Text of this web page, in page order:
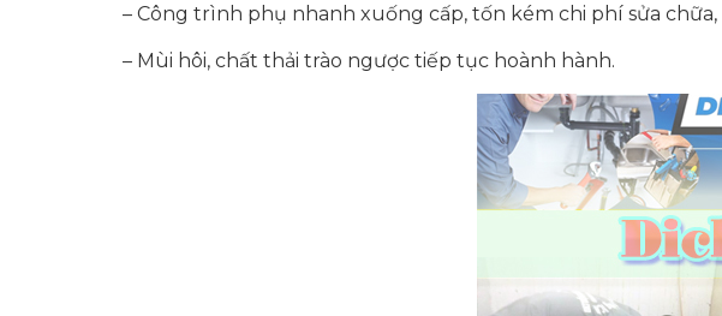
– Công trình phụ nhanh xuống cấp, tốn kém chi phí sửa chữa,
– Mùi hôi, chất thải trào ngược tiếp tục hoành hành.